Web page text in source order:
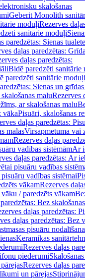
skalošanas
Geberit Monolith
moduļiRezerves
sanitārie moduļi
paredzētas: Sienas
daļas paredzētas:
daļas paredzētas:
Bidē paredzēti sanitārie
paredzēti sanitārie moduļi
Sienas un
maluRezerves
ar skalošanas malu
vākaPisuāri, skalošanas
daļas paredzētas:
malasVirsapmetuma vai
Rezerves daļas
vadības sistēmāmAr
daļas paredzētas: Ar
pisuāru vadības
vadības sistēmai
vākamRezerves
/ paredzēts vākam
Bez
daļas paredzētas:
daļas paredzētas: Bez
pisuāru
Keramikas
Rezerves daļas
piederumi
Rezerves daļas
un pārejas